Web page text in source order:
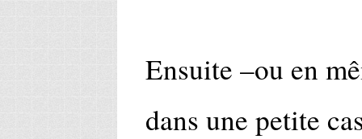
Ensuite –ou en
dans une petite